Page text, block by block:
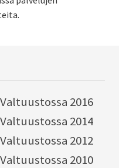
Valtuustossa 2016
Valtuustossa 2014
Valtuustossa 2012
Valtuustossa 2010